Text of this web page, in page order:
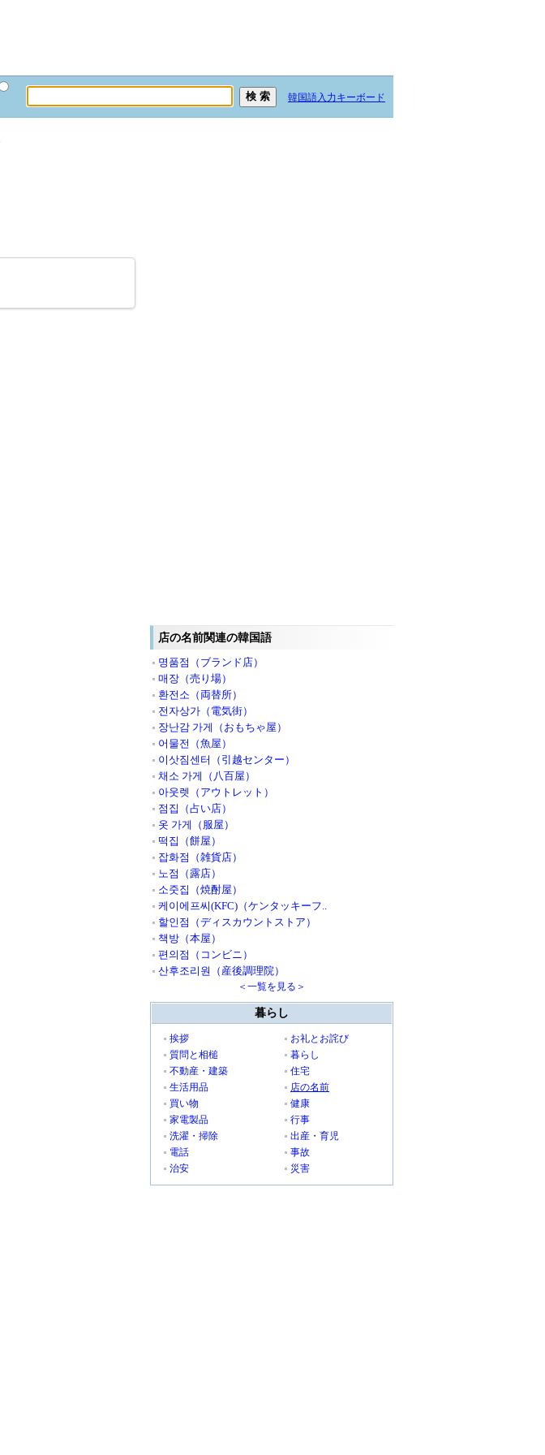
韓国語入力キーボード
店の名前関連の韓国語
명품점（ブランド店）
매장（売り場）
환전소（両替所）
전자상가（電気街）
장난감 가게（おもちゃ屋）
어물전（魚屋）
이삿짐센터（引越センター）
채소 가게（八百屋）
아웃렛（アウトレット）
점집（占い店）
옷 가게（服屋）
떡집（餅屋）
잡화점（雑貨店）
노점（露店）
소줏집（焼酎屋）
케이에프씨(KFC)（ケンタッキーフ..
할인점（ディスカウントストア）
책방（本屋）
편의점（コンビニ）
산후조리원（産後調理院）
＜一覧を見る＞
暮らし
挨拶
お礼とお詫び
質問と相槌
暮らし
不動産・建築
住宅
生活用品
店の名前
買い物
健康
家電製品
行事
洗濯・掃除
出産・育児
電話
事故
治安
災害